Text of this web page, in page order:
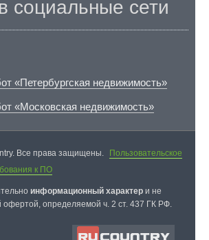
социальные сети
«Петербургская недвижимость»
«Московская недвижимость»
Все права защищены.
Пользовательское
к ПО
информационный характер и не
офертой, определяемой ч. 2 ст. 437 ГК РФ.